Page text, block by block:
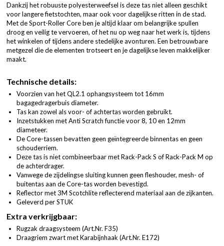
Dankzij het robuuste polyesterweefsel is deze tas niet alleen geschikt
voor langere fietstochten, maar ook voor dagelijkse ritten in de stad.
Met de Sport-Roller Core ben je altijd klaar om belangrijke spullen
droog en veilig te vervoeren, of het nu op weg naar het werk is, tijdens
het winkelen of tijdens andere stedelijke avonturen. Een betrouwbare
metgezel die de elementen trotseert en je dagelijkse leven makkelijker
maakt.
Technische details:
Voorzien van het QL2.1 ophangsysteem tot 16mm
bagagedragerbuis diameter.
Tas kan zowel als voor- of achtertas worden gebruikt.
Inzetstukken met Anti Scratch functie voor 8, 10 en 12mm
diameteer.
De Core-tassen bevatten geen geïntegreerde binnentas en geen
schouderriem.
Deze tas is niet combineerbaar met Rack-Pack S of Rack-Pack M op
de achterdrager.
Vanwege de zijdelingse sluiting kunnen geen fleshouder, mesh- of
buitentas aan de Core-tas worden bevestigd.
Reflector met 3M Scotchlite reflecterend materiaal aan de zijkanten.
Geleverd per STUK
Extra verkrijgbaar:
Rugzak draagsysteem (Art.Nr. F35)
Draagriem zwart met Karabijnhaak (Art.Nr. E172)